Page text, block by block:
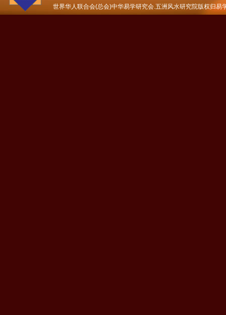
世界华人联合会(总会)中华易学研究会.五洲风水研究院版权归易